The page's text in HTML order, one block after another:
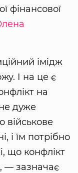
фінансової
імідж
І на це є
на
дуже
військове
і їм потрібно
що конфлікт
— зазначає